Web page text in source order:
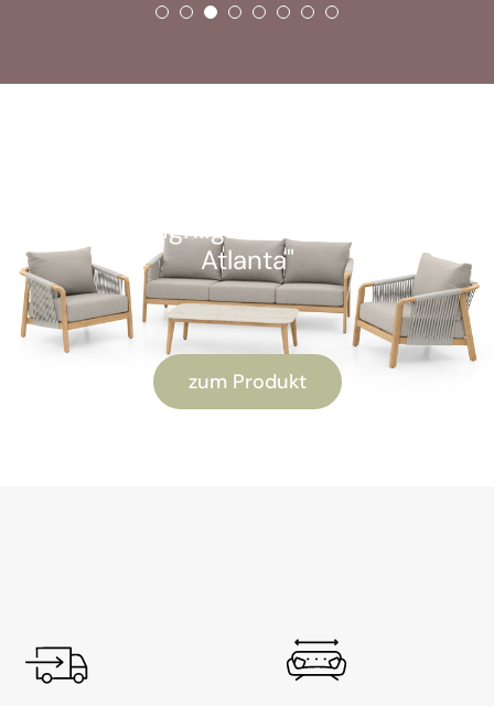
Kunden-Highlight: "Alu Lounge-Set
Atlanta"
zum Produkt